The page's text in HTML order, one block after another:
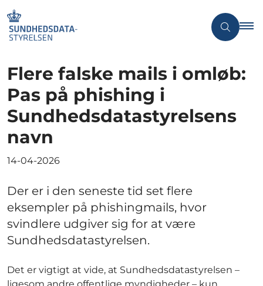
Flere falske mails i omløb:
Pas på phishing i
Sundhedsdatastyrelsens
navn
14-04-2026
Der er i den seneste tid set flere
eksempler på phishingmails, hvor
svindlere udgiver sig for at være
Sundhedsdatastyrelsen.
Det er vigtigt at vide, at Sundhedsdatastyrelsen –
ligesom andre offentlige myndigheder – kun